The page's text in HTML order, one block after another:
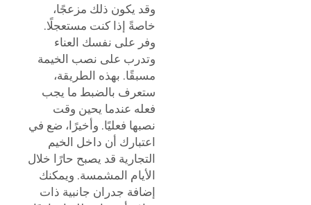
وقد يكون ذلك مزعجًا،
خاصةً إذا كنت مستعجلًا.
وفر على نفسك العناء
وتدرب على نصب الخيمة
مسبقًا. بهذه الطريقة،
ستعرف بالضبط ما يجب
فعله عندما يحين وقت
نصبها فعليًا. وأخيرًا، ضع في
اعتبارك أن داخل الخيم
التجارية قد يصبح حارًا خلال
الأيام المشمسة. ويمكنك
إضافة جدران جانبية ذات